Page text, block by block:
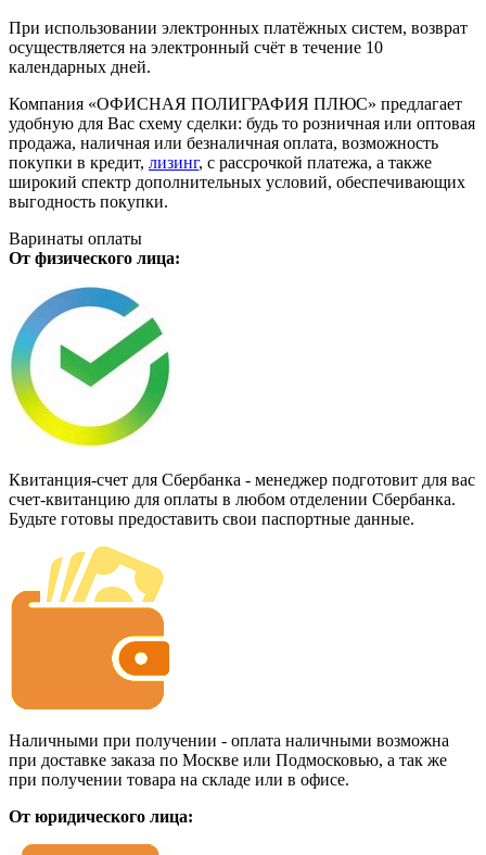
При использовании электронных платёжных систем, возврат
осуществляется на электронный счёт в течение 10
календарных дней.
Компания «ОФИСНАЯ ПОЛИГРАФИЯ ПЛЮС» предлагает
удобную для Вас схему сделки: будь то розничная или оптовая
продажа, наличная или безналичная оплата, возможность
покупки в кредит, лизинг, с рассрочкой платежа, а также
широкий спектр дополнительных условий, обеспечивающих
выгодность покупки.
Варинаты оплаты
От физического лица:
Квитанция-счет для Сбербанка - менеджер подготовит для вас
счет-квитанцию для оплаты в любом отделении Сбербанка.
Будьте готовы предоставить свои паспортные данные.
Наличными при получении - оплата наличными возможна
при доставке заказа по Москве или Подмосковью, а так же
при получении товара на складе или в офисе.
От юридического лица: